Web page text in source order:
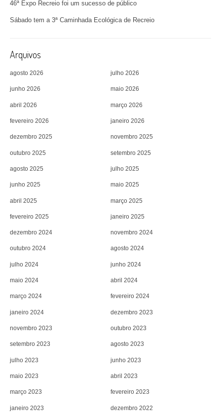
46ª Expo Recreio foi um sucesso de público
Sábado tem a 3ª Caminhada Ecológica de Recreio
Arquivos
agosto 2026 julho 2026
junho 2026 maio 2026
abril 2026 março 2026
fevereiro 2026 janeiro 2026
dezembro 2025 novembro 2025
outubro 2025 setembro 2025
agosto 2025 julho 2025
junho 2025 maio 2025
abril 2025 março 2025
fevereiro 2025 janeiro 2025
dezembro 2024 novembro 2024
outubro 2024 agosto 2024
julho 2024 junho 2024
maio 2024 abril 2024
março 2024 fevereiro 2024
janeiro 2024 dezembro 2023
novembro 2023 outubro 2023
setembro 2023 agosto 2023
julho 2023 junho 2023
maio 2023 abril 2023
março 2023 fevereiro 2023
janeiro 2023 dezembro 2022